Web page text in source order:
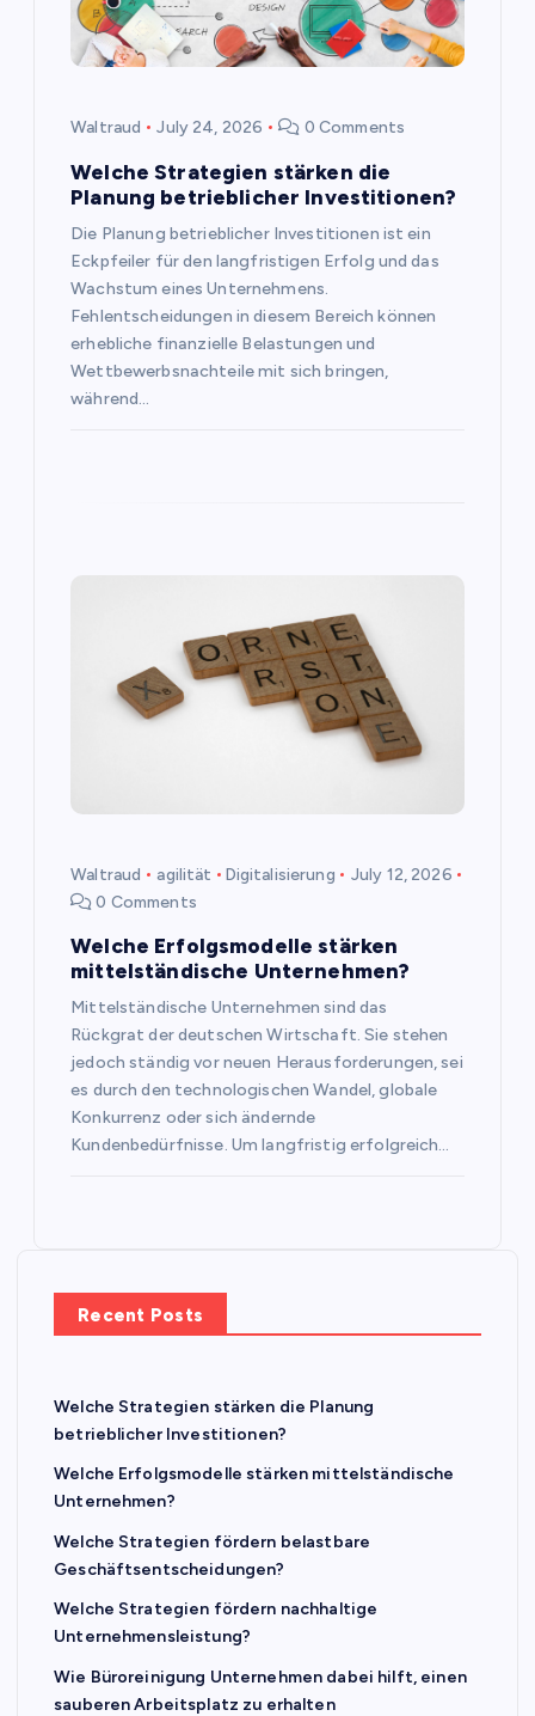
Waltraud July 24, 2026 0 Comments
Welche Strategien stärken die
Planung betrieblicher Investitionen?
Die Planung betrieblicher Investitionen ist ein
Eckpfeiler für den langfristigen Erfolg und das
Wachstum eines Unternehmens.
Fehlentscheidungen in diesem Bereich können
erhebliche finanzielle Belastungen und
Wettbewerbsnachteile mit sich bringen,
während…
Waltraud agilität Digitalisierung
July 12, 2026
0 Comments
Welche Erfolgsmodelle stärken
mittelständische Unternehmen?
Mittelständische Unternehmen sind das
Rückgrat der deutschen Wirtschaft. Sie stehen
jedoch ständig vor neuen Herausforderungen, sei
es durch den technologischen Wandel, globale
Konkurrenz oder sich ändernde
Kundenbedürfnisse. Um langfristig erfolgreich…
Recent Posts
Welche Strategien stärken die Planung
betrieblicher Investitionen?
Welche Erfolgsmodelle stärken mittelständische
Unternehmen?
Welche Strategien fördern belastbare
Geschäftsentscheidungen?
Welche Strategien fördern nachhaltige
Unternehmensleistung?
Wie Büroreinigung Unternehmen dabei hilft, einen
sauberen Arbeitsplatz zu erhalten